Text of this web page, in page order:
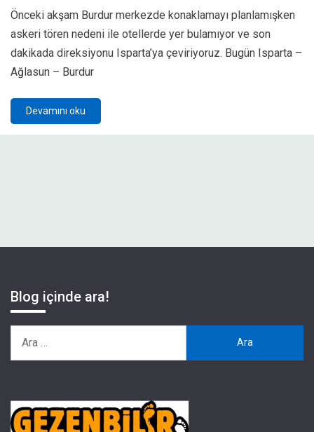
Önceki akşam Burdur merkezde konaklamayı planlamışken
askeri tören nedeni ile otellerde yer bulamıyor ve son
dakikada direksiyonu Isparta’ya çeviriyoruz. Bugün Isparta –
Ağlasun – Burdur
Devamını oku
Blog içinde ara!